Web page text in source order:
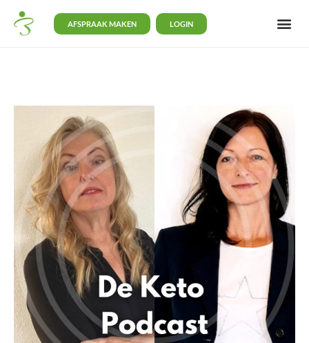
AFSPRAAK MAKEN LOGIN